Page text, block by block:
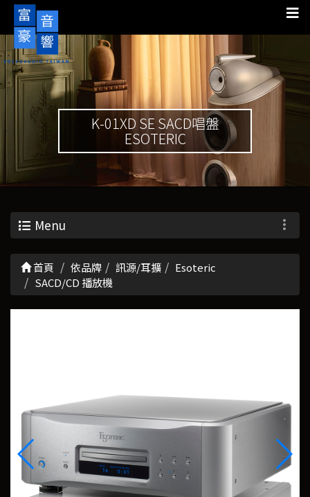
K-01XD SE SACD唱盤
ESOTERIC
Menu
首頁 依品牌 訊源/耳擴
Esoteric
SACD/CD 播放機